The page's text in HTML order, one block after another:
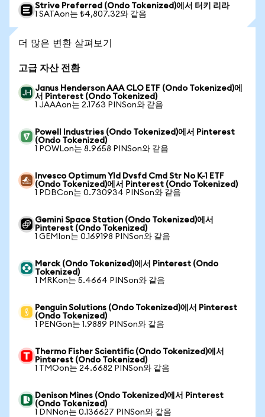
Strive Preferred (Ondo Tokenized)에서 터키 리라
1 SATAon는 ₺4,807.32와 같음
더 많은 변환 살펴보기
고급 자산 전환
Janus Henderson AAA CLO ETF (Ondo Tokenized)에
서 Pinterest (Ondo Tokenized)
1 JAAAon는 2.1763 PINSon와 같음
Powell Industries (Ondo Tokenized)에서 Pinterest
(Ondo Tokenized)
1 POWLon는 8.9658 PINSon와 같음
Invesco Optimum Yld Dvsfd Cmd Str No K-1 ETF
(Ondo Tokenized)에서 Pinterest (Ondo Tokenized)
1 PDBCon는 0.730934 PINSon와 같음
Gemini Space Station (Ondo Tokenized)에서
Pinterest (Ondo Tokenized)
1 GEMIon는 0.169198 PINSon와 같음
Merck (Ondo Tokenized)에서 Pinterest (Ondo
Tokenized)
1 MRKon는 5.4664 PINSon와 같음
Penguin Solutions (Ondo Tokenized)에서 Pinterest
(Ondo Tokenized)
1 PENGon는 1.9889 PINSon와 같음
Thermo Fisher Scientific (Ondo Tokenized)에서
Pinterest (Ondo Tokenized)
1 TMOon는 24.6682 PINSon와 같음
Denison Mines (Ondo Tokenized)에서 Pinterest
(Ondo Tokenized)
1 DNNon는 0.136627 PINSon와 같음